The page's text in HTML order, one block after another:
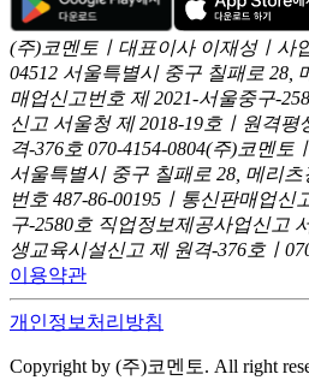
(주)코멘토ㅣ대표이사 이재성ㅣ사
04512 서울특별시 중구 칠패로 28,
매업신고번호 제 2021-서울중구-
신고 서울청 제 2018-19호ㅣ원격
격-376호 070-4154-0804(주)코멘토
서울특별시 중구 칠패로 28, 메리
번호 487-86-00195ㅣ통신판매업신
구-2580호 직업정보제공사업신고
생교육시설신고 제 원격-376호ㅣ
이용약관
개인정보처리방침
Copyright by (주)코멘토. All right